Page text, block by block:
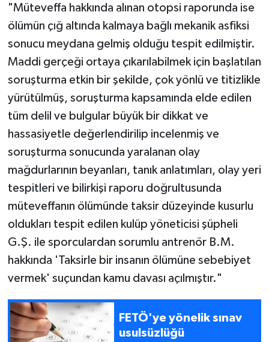
"Müteveffa hakkında alınan otopsi raporunda ise
ölümün çığ altında kalmaya bağlı mekanik asfiksi
sonucu meydana gelmiş olduğu tespit edilmiştir.
Maddi gerçeği ortaya çıkarılabilmek için başlatılan
soruşturma etkin bir şekilde, çok yönlü ve titizlikle
yürütülmüş, soruşturma kapsamında elde edilen
tüm delil ve bulgular büyük bir dikkat ve
hassasiyetle değerlendirilip incelenmiş ve
soruşturma sonucunda yaralanan olay
mağdurlarının beyanları, tanık anlatımları, olay yeri
tespitleri ve bilirkişi raporu doğrultusunda
müteveffanın ölümünde taksir düzeyinde kusurlu
oldukları tespit edilen kulüp yöneticisi şüpheli
G.Ş. ile sporculardan sorumlu antrenör B.M.
hakkında 'Taksirle bir insanın ölümüne sebebiyet
vermek' suçundan kamu davası açılmıştır."
FETÖ'ye yönelik sınav
usulsüzlüğü